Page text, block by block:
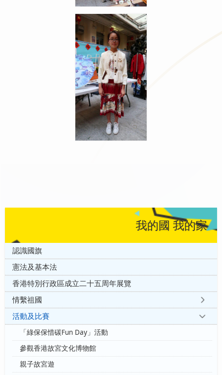
我的國 我的家
認識國旗
憲法及基本法
香港特別行政區成立二十五周年展覽
情繫祖國
活動及比賽
「綠保保惜碳Fun Day」活動
參觀香港故宮文化博物館
親子故宮遊